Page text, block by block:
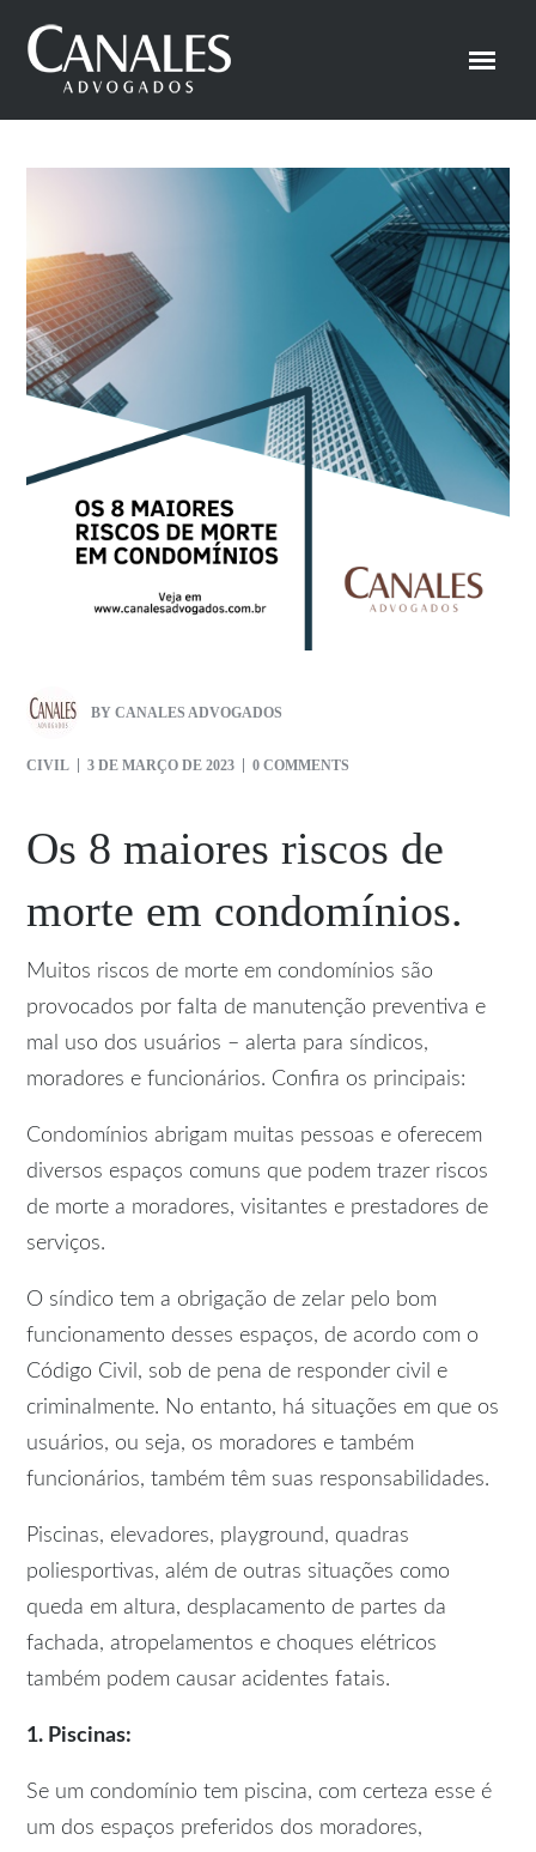
BYCANALES ADVOGADOS
CIVIL 3 DE MARÇO DE 2023 0 COMMENTS
Os 8 maiores riscos de
morte em condomínios.
Muitos riscos de morte em condomínios são
provocados por falta de manutenção preventiva e
mal uso dos usuários – alerta para síndicos,
moradores e funcionários. Confira os principais:
Condomínios abrigam muitas pessoas e oferecem
diversos espaços comuns que podem trazer riscos
de morte a moradores, visitantes e prestadores de
serviços.
O síndico tem a obrigação de zelar pelo bom
funcionamento desses espaços, de acordo com o
Código Civil, sob de pena de responder civil e
criminalmente. No entanto, há situações em que os
usuários, ou seja, os moradores e também
funcionários, também têm suas responsabilidades.
Piscinas, elevadores, playground, quadras
poliesportivas, além de outras situações como
queda em altura, desplacamento de partes da
fachada, atropelamentos e choques elétricos
também podem causar acidentes fatais.
1. Piscinas:
Se um condomínio tem piscina, com certeza esse é
um dos espaços preferidos dos moradores,